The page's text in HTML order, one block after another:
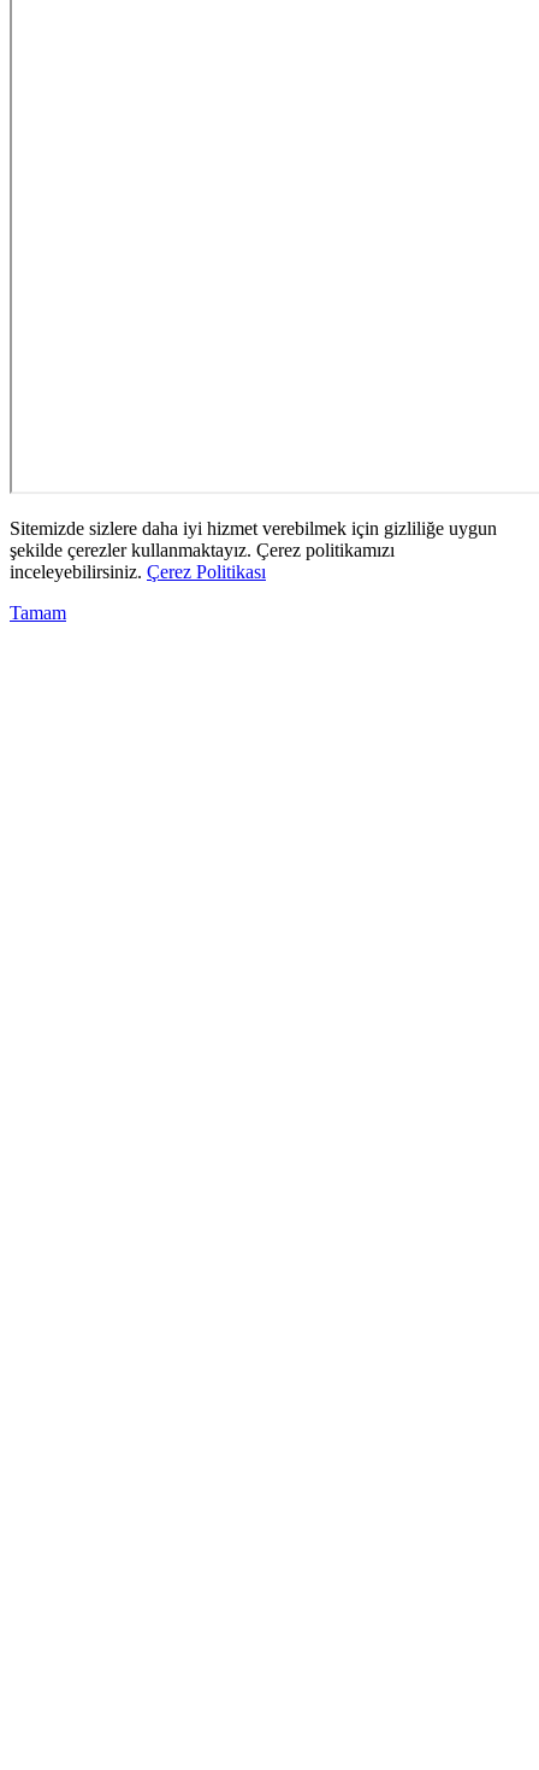
Sitemizde sizlere daha iyi hizmet verebilmek için gizliliğe uygun
şekilde çerezler kullanmaktayız. Çerez politikamızı
inceleyebilirsiniz. Çerez Politikası
Tamam